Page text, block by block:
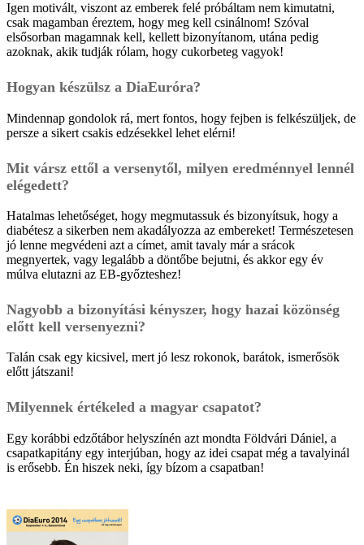
Igen motivált, viszont az emberek felé próbáltam nem kimutatni,
csak magamban éreztem, hogy meg kell csinálnom! Szóval
elsősorban magamnak kell, kellett bizonyítanom, utána pedig
azoknak, akik tudják rólam, hogy cukorbeteg vagyok!
Hogyan készülsz a DiaEuróra?
Mindennap gondolok rá, mert fontos, hogy fejben is felkészüljek, de
persze a sikert csakis edzésekkel lehet elérni!
Mit vársz ettől a versenytől, milyen eredménnyel lennél
elégedett?
Hatalmas lehetőséget, hogy megmutassuk és bizonyítsuk, hogy a
diabétesz a sikerben nem akadályozza az embereket! Természetesen
jó lenne megvédeni azt a címet, amit tavaly már a srácok
megnyertek, vagy legalább a döntőbe bejutni, és akkor egy év
múlva elutazni az EB-győzteshez!
Nagyobb a bizonyítási kényszer, hogy hazai közönség
előtt kell versenyezni?
Talán csak egy kicsivel, mert jó lesz rokonok, barátok, ismerősök
előtt játszani!
Milyennek értékeled a magyar csapatot?
Egy korábbi edzőtábor helyszínén azt mondta Földvári Dániel, a
csapatkapitány egy interjúban, hogy az idei csapat még a tavalyinál
is erősebb. Én hiszek neki, így bízom a csapatban!